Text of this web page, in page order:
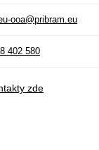
ooa@pribram.eu
402 580
zde